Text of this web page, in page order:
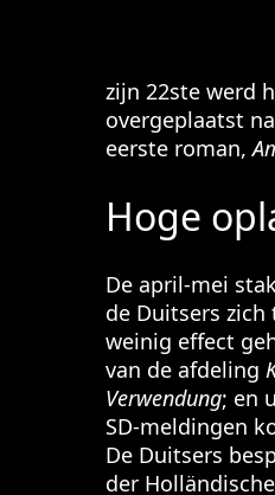
zijn 22ste werd
overgeplaatst
eerste roman,
Hoge
De april-mei
de Duitsers
weinig effect
van de afdeling
Verwendung; en
SD-meldingen
De Duitsers
der